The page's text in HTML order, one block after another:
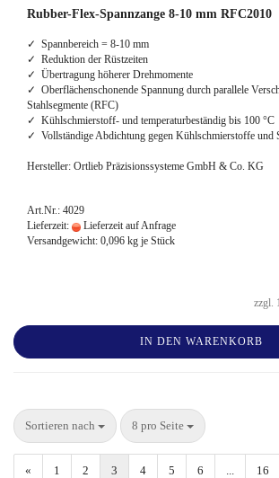
Rubber-Flex-Spannzange 8-10 mm RFC2010
✓ Spannbereich = 8-10 mm
✓ Reduktion der Rüstzeiten
✓ Übertragung höherer Drehmomente
✓ Oberflächenschonende Spannung durch parallele
Stahlsegmente (RFC)
✓ Kühlschmierstoff- und temperaturbeständig bis 100 °C
✓ Vollständige Abdichtung gegen Kühlschmierstoffe und
Hersteller: Ortlieb Präzisionssysteme GmbH & Co. KG
Art.Nr.: 4029
Lieferzeit:
Lieferzeit auf Anfrage
Versandgewicht: 0,096 kg je Stück
zzgl.
IN DEN WARENKORB
Sortieren nach 8 pro Seite
« 1 2 3 4 5 6 ... 16